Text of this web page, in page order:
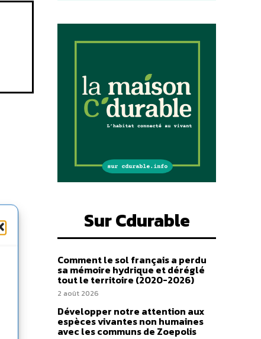
Sur Cdurable
Comment le sol français a perdu
sa mémoire hydrique et déréglé
tout le territoire (2020-2026)
2 août 2026
Développer notre attention aux
espèces vivantes non humaines
avec les communs de Zoepolis